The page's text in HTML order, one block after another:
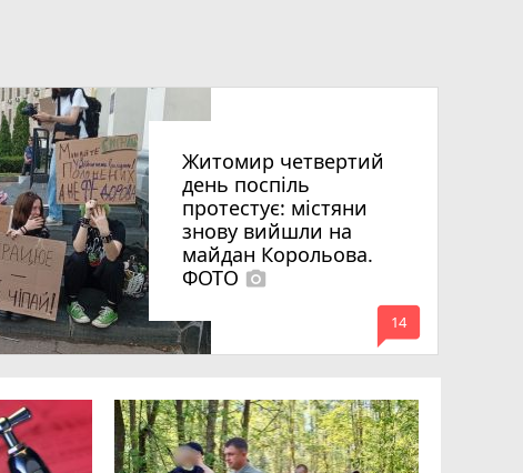
Житомир четвертий
день поспіль
протестує: містяни
знову вийшли на
майдан Корольова.
ФОТО photo_camera
mode_comment
14